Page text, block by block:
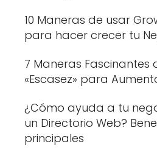
10 Maneras de usar
para hacer crecer tu
7 Maneras Fascinantes
«Escasez» para
¿Cómo ayuda a tu
un Directorio Web?
principales